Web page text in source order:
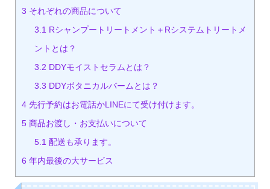
3 それぞれの商品について
3.1 Rシャンプートリートメント＋Rシステムトリートメ
ントとは？
3.2 DDYモイストセラムとは？
3.3 DDYボタニカルバームとは？
4先行予約はお電話かLINEにて受け付けます。
5商品お渡し・お支払いについて
5.1 配送も承ります。
6 年内最後の大サービス